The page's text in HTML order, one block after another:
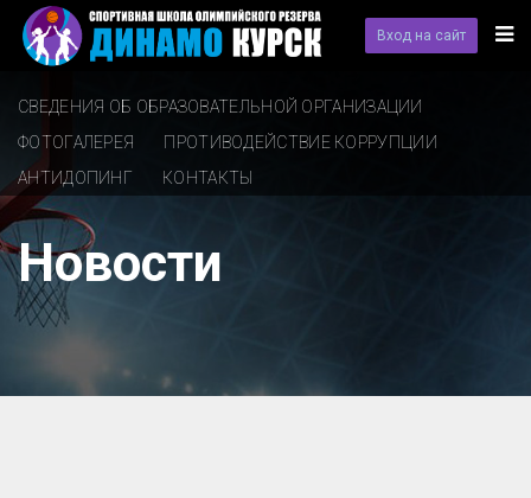
Вход на сайт
СВЕДЕНИЯ ОБ ОБРАЗОВАТЕЛЬНОЙ ОРГАНИЗАЦИИ
ФОТОГАЛЕРЕЯ
ПРОТИВОДЕЙСТВИЕ КОРРУПЦИИ
АНТИДОПИНГ
КОНТАКТЫ
Новости